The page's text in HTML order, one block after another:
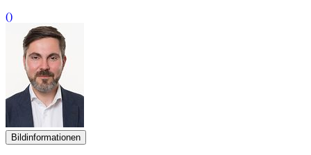
()
Bildinformationen